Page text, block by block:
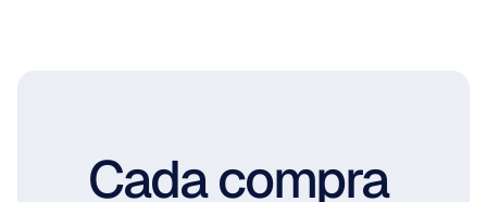
Cada compra